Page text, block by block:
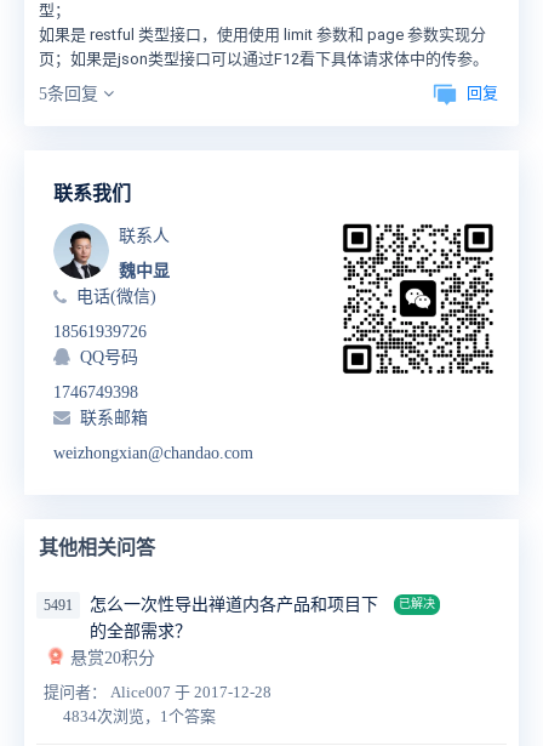
型；
如果是 restful 类型接口，使用使用 limit 参数和 page 参数实现分
页；如果是json类型接口可以通过F12看下具体请求体中的传参。
5条回复
回复
联系我们
联系人
魏中显
电话(微信)
18561939726
QQ号码
1746749398
联系邮箱
weizhongxian@chandao.com
其他相关问答
5491
怎么一次性导出禅道内各产品和项目下
的全部需求？
已解决
悬赏20积分
提问者： Alice007 于 2017-12-28
4834次浏览，1个答案